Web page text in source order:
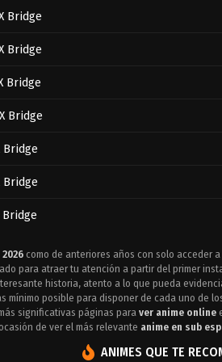
Bridge
Bridge
Bridge
Bridge
Bridge
Bridge
Bridge
Bridge
Bridge
como de anteriores años con solo acceder
para atraer tu atención a partir del primer
historia, atento a lo que pueda
mínimo posible para disponer de cada uno de
significativas páginas para ver anime online
de ver el más relevante anime en sub
ANIMES QUE TE